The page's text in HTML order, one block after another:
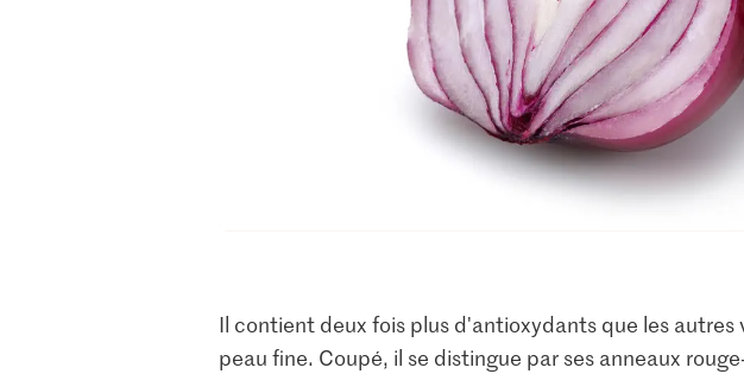
Il contient deux fois plus d'antioxydants que les
peau fine. Coupé, il se distingue par ses anneaux